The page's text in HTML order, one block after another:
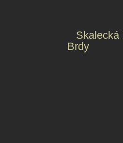
Skalecká 124,
Brdy